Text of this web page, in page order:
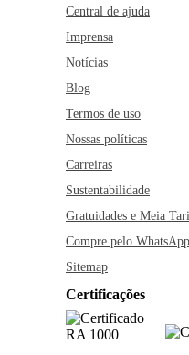
Central de ajuda
Imprensa
Notícias
Blog
Termos de uso
Nossas políticas
Carreiras
Sustentabilidade
Gratuidades e Meia
Compre pelo WhatsApp
Sitemap
Certificações